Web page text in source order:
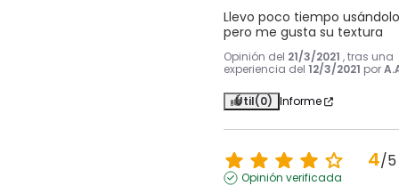
Llevo poco tiempo usándolo
pero me gusta su textura
Opinión del 21/3/2021 , tras una
experiencia del 12/3/2021 por
Útil(0) Informe
4/5
Opinión verificada